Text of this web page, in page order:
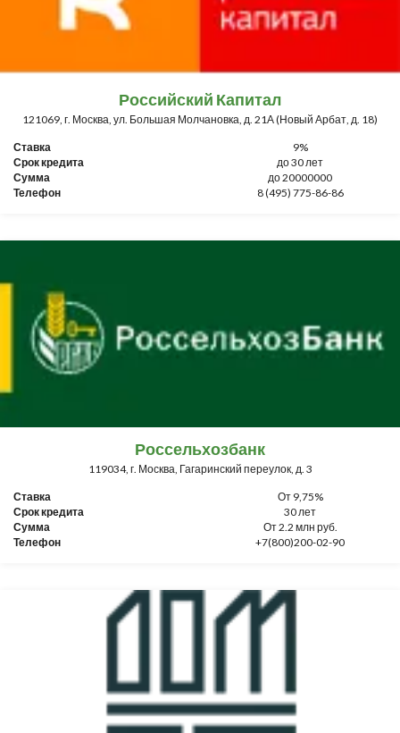
Российский Капитал
121069, г. Москва, ул. Большая Молчановка, д. 21А (Новый Арбат, д. 18)
Ставка
9%
Срок кредита
до 30 лет
Сумма
до 20000000
Телефон
8 (495) 775-86-86
Россельхозбанк
119034, г. Москва, Гагаринский переулок, д. 3
Ставка
От 9,75%
Срок кредита
30 лет
Сумма
От 2.2 млн руб.
Телефон
+7(800)200-02-90